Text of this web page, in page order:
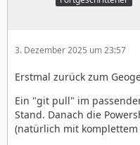
3. Dezember 2025 um 23:57
Erstmal zurück zum
Ein "git pull" im
Stand. Danach die
(natürlich mit